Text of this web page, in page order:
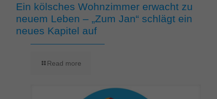
Ein kölsches Wohnzimmer erwacht zu
neuem Leben – „Zum Jan“ schlägt ein
neues Kapitel auf
Read more